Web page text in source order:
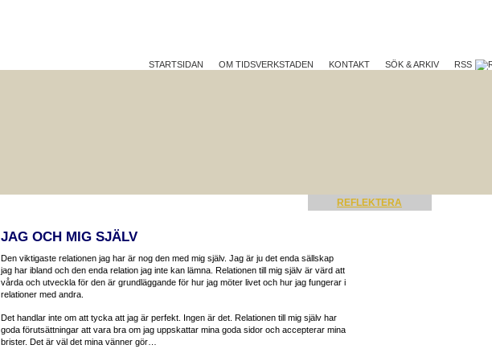
STARTSIDAN OM TIDSVERKSTADEN KONTAKT SÖK & ARKIV RSS
REFLEKTERA
JAG OCH MIG SJÄLV
Den viktigaste relationen jag har är nog den med mig själv. Jag är ju det enda sällskap
jag har ibland och den enda relation jag inte kan lämna. Relationen till mig själv är värd att
vårda och utveckla för den är grundläggande för hur jag möter livet och hur jag fungerar i
relationer med andra.
Det handlar inte om att tycka att jag är perfekt. Ingen är det. Relationen till mig själv har
goda förutsättningar att vara bra om jag uppskattar mina goda sidor och accepterar mina
brister. Det är väl det mina vänner gör…